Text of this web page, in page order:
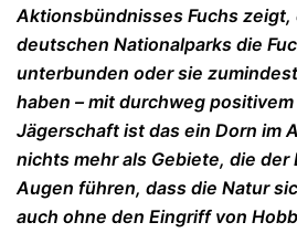
Aktionsbündnisses Fuchs zeigt,
deutschen Nationalparks die
unterbunden oder sie
haben – mit durchweg positivem
Jägerschaft ist das ein Dorn im
nichts mehr als Gebiete, die der
Augen führen, dass die Natur
auch ohne den Eingriff von